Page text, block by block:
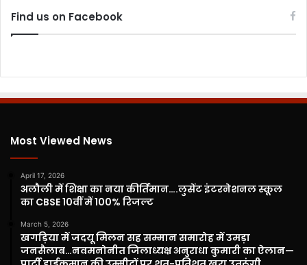
Find us on Facebook
Most Viewed News
April 17, 2026
अलौली में शिक्षा का नया कीर्तिमान….लुसेंट इंटरनेशनल स्कूल
का CBSE 10वीं में 100% रिजल्ट
March 5, 2026
खगड़िया में जदयू मिलन सह सम्मान समारोह में उमड़ा
जनसैलाब…नवमनोनीत जिलाध्यक्ष अनुराधा कुमारी का ऐलान—